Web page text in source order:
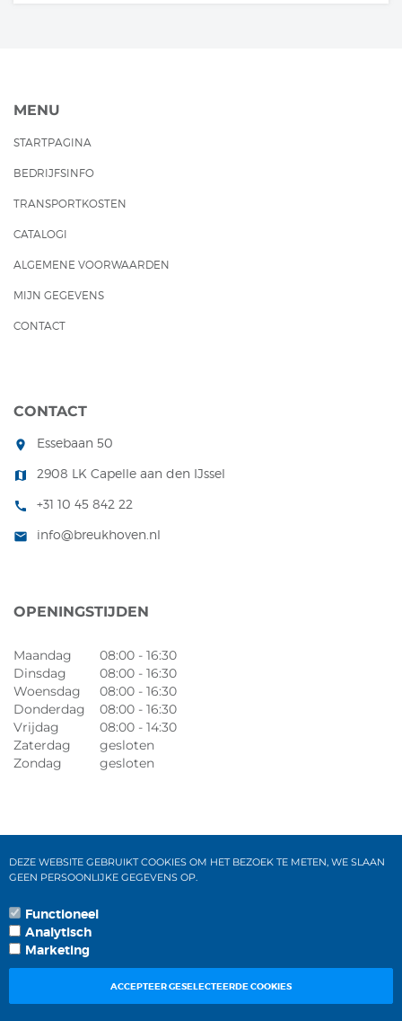
MENU
STARTPAGINA
BEDRIJFSINFO
TRANSPORTKOSTEN
CATALOGI
ALGEMENE VOORWAARDEN
MIJN GEGEVENS
CONTACT
CONTACT
room Essebaan 50
map 2908 LK Capelle aan den IJssel
call +31 10 45 842 22
mail info@breukhoven.nl
OPENINGSTIJDEN
Maandag
08:00 - 16:30
Dinsdag
08:00 - 16:30
Woensdag
08:00 - 16:30
Donderdag
08:00 - 16:30
Vrijdag
08:00 - 14:30
Zaterdag
gesloten
Zondag
gesloten
DEZE WEBSITE GEBRUIKT COOKIES OM HET BEZOEK TE METEN, WE SLAAN
GEEN PERSOONLIJKE GEGEVENS OP.
Functioneel
Analytisch
Marketing
ACCEPTEER GESELECTEERDE COOKIES